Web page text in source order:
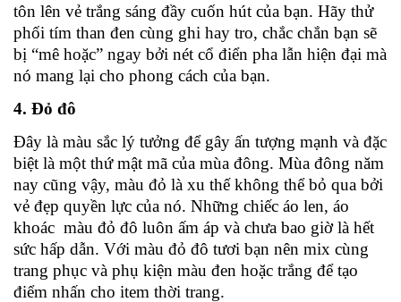
tôn lên vẻ trắng sáng đầy cuốn hút của bạn. Hãy thử
phối tím than đen cùng ghi hay tro, chắc chắn bạn sẽ
bị “mê hoặc” ngay bởi nét cổ điển pha lẫn hiện đại mà
nó mang lại cho phong cách của bạn.
4. Đỏ đô
Đây là màu sắc lý tưởng để gây ấn tượng mạnh và đặc
biệt là một thứ mật mã của mùa đông. Mùa đông năm
nay cũng vậy, màu đỏ là xu thế không thể bỏ qua bởi
vẻ đẹp quyền lực của nó. Những chiếc áo len, áo
khoác màu đỏ đô luôn ấm áp và chưa bao giờ là hết
sức hấp dẫn. Với màu đỏ đô tươi bạn nên mix cùng
trang phục và phụ kiện màu đen hoặc trắng để tạo
điểm nhấn cho item thời trang.